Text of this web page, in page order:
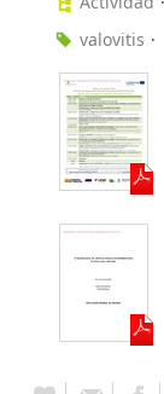
valovitis